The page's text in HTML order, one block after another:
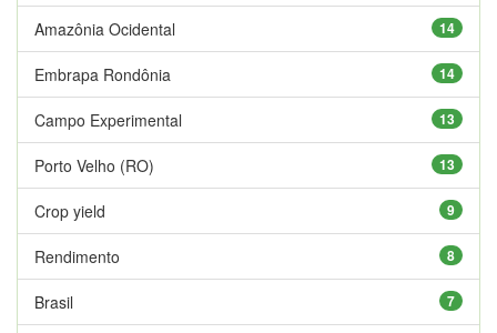
14
Amazônia Ocidental
14
Embrapa Rondônia
13
Campo Experimental
13
Porto Velho (RO)
9
Crop yield
8
Rendimento
7
Brasil